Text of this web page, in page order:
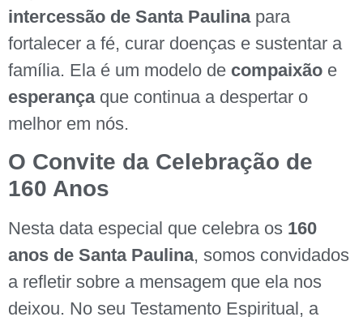
intercessão de Santa Paulinapara
fortalecer a fé, curar doenças e sustentar a
família. Ela é um modelo de compaixão e
esperançaque continua a despertar o
melhor em nós.
O Convite da Celebração de
160 Anos
Nesta data especial que celebra os 160
anos de Santa Paulina, somos convidados
a refletir sobre a mensagem que ela nos
deixou. No seu Testamento Espiritual, a